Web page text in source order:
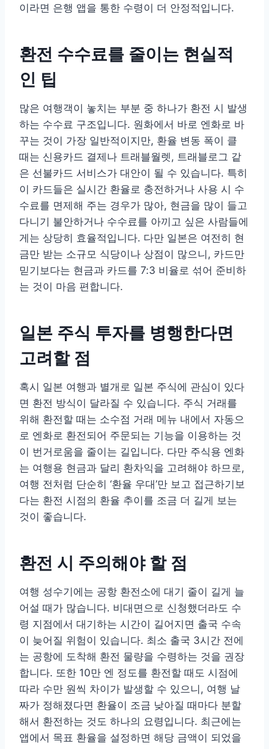
이라면 은행 앱을 통한 수령이 더 안정적입니다.
환전 수수료를 줄이는 현실적
인 팁
많은 여행객이 놓치는 부분 중 하나가 환전 시 발생
하는 수수료 구조입니다. 원화에서 바로 엔화로 바
꾸는 것이 가장 일반적이지만, 환율 변동 폭이 클
때는 신용카드 결제나 트래블월렛, 트래블로그 같
은 선불카드 서비스가 대안이 될 수 있습니다. 특히
이 카드들은 실시간 환율로 충전하거나 사용 시 수
수료를 면제해 주는 경우가 많아, 현금을 많이 들고
다니기 불안하거나 수수료를 아끼고 싶은 사람들에
게는 상당히 효율적입니다. 다만 일본은 여전히 현
금만 받는 소규모 식당이나 상점이 많으니, 카드만
믿기보다는 현금과 카드를 7:3 비율로 섞어 준비하
는 것이 마음 편합니다.
일본 주식 투자를 병행한다면
고려할 점
혹시 일본 여행과 별개로 일본 주식에 관심이 있다
면 환전 방식이 달라질 수 있습니다. 주식 거래를
위해 환전할 때는 소수점 거래 메뉴 내에서 자동으
로 엔화로 환전되어 주문되는 기능을 이용하는 것
이 번거로움을 줄이는 길입니다. 다만 주식용 엔화
는 여행용 현금과 달리 환차익을 고려해야 하므로,
여행 전처럼 단순히 ‘환율 우대’만 보고 접근하기보
다는 환전 시점의 환율 추이를 조금 더 길게 보는
것이 좋습니다.
환전 시 주의해야 할 점
여행 성수기에는 공항 환전소에 대기 줄이 길게 늘
어설 때가 많습니다. 비대면으로 신청했더라도 수
령 지점에서 대기하는 시간이 길어지면 출국 수속
이 늦어질 위험이 있습니다. 최소 출국 3시간 전에
는 공항에 도착해 환전 물량을 수령하는 것을 권장
합니다. 또한 10만 엔 정도를 환전할 때도 시점에
따라 수만 원씩 차이가 발생할 수 있으니, 여행 날
짜가 정해졌다면 환율이 조금 낮아질 때마다 분할
해서 환전하는 것도 하나의 요령입니다. 최근에는
앱에서 목표 환율을 설정하면 해당 금액이 되었을